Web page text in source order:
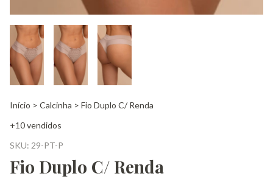
Início > Calcinha > Fio Duplo C/ Renda
+10 vendidos
SKU: 29-PT-P
Fio Duplo C/ Renda